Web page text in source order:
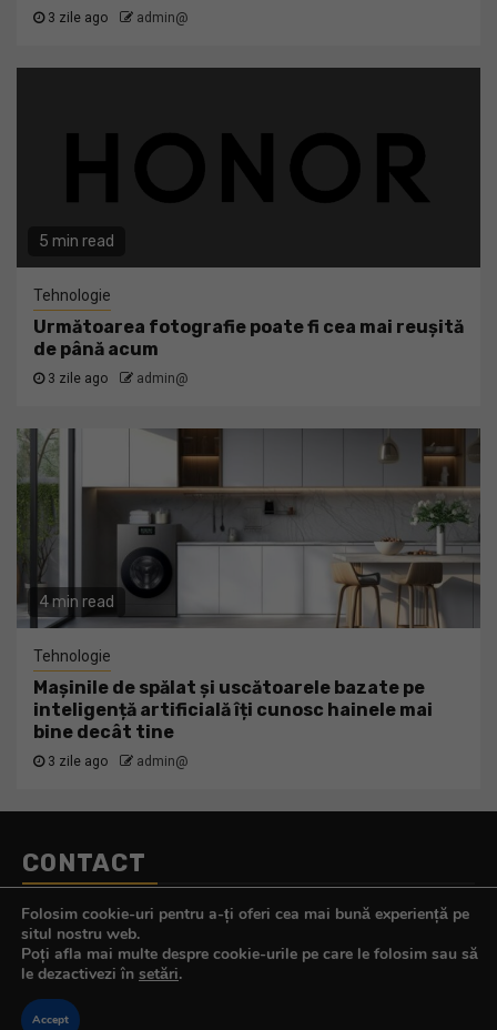
3 zile ago admin@
5 min read
Tehnologie
Următoarea fotografie poate fi cea mai reușită
de până acum
3 zile ago admin@
4 min read
Tehnologie
Mașinile de spălat și uscătoarele bazate pe
inteligență artificială îți cunosc hainele mai
bine decât tine
3 zile ago admin@
CONTACT
Telefon:
0770.290.165
E-mail:contact@tehnologistul.ro
Folosim cookie-uri pentru a-ți oferi cea mai bună experiență pe
situl nostru web.
Poți afla mai multe despre cookie-urile pe care le folosim sau să
le dezactivezi în setări.
Accept